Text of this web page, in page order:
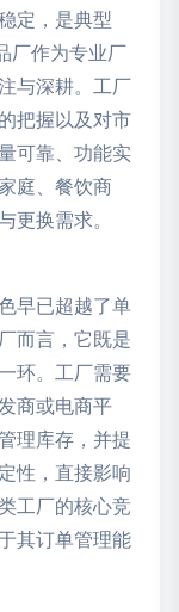
定，是典型
厂作为专业厂
与深耕。工厂
把握以及对市
可靠、功能实
庭、餐饮商
更换需求。
早已超越了单
而言，它既是
环。工厂需要
商或电商平
理库存，并提
性，直接影响
工厂的核心竞
其订单管理能